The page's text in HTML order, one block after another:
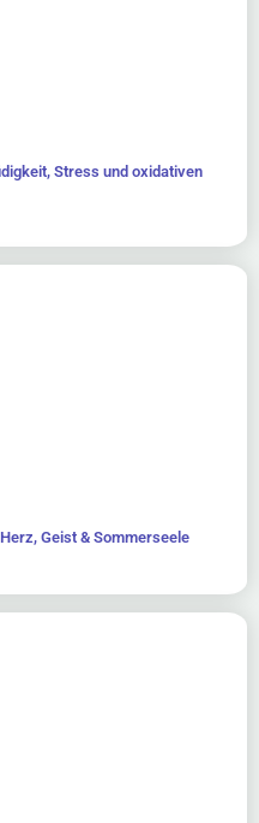
Stress und oxidativen
Geist & Sommerseele